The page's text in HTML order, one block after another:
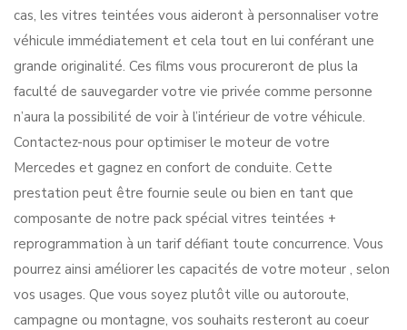
cas, les vitres teintées vous aideront à personnaliser votre
véhicule immédiatement et cela tout en lui conférant une
grande originalité. Ces films vous procureront de plus la
faculté de sauvegarder votre vie privée comme personne
n’aura la possibilité de voir à l’intérieur de votre véhicule.
Contactez-nous pour optimiser le moteur de votre
Mercedes et gagnez en confort de conduite. Cette
prestation peut être fournie seule ou bien en tant que
composante de notre pack spécial vitres teintées +
reprogrammation à un tarif défiant toute concurrence. Vous
pourrez ainsi améliorer les capacités de votre moteur , selon
vos usages. Que vous soyez plutôt ville ou autoroute,
campagne ou montagne, vos souhaits resteront au coeur